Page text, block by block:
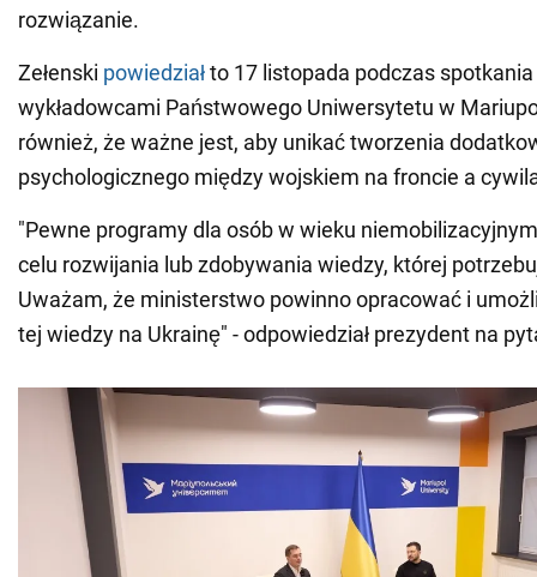
rozwiązanie.
Zełenski powiedziałto 17 listopada podczas
wykładowcami Państwowego Uniwersytetu w
również, że ważne jest, aby unikać tworzenia
psychologicznego między wojskiem na froncie a
"Pewne programy dla osób w wieku
celu rozwijania lub zdobywania wiedzy, której
Uważam, że ministerstwo powinno opracować i
tej wiedzy na Ukrainę" - odpowiedział prezydent na